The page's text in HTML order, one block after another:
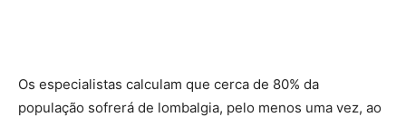
Os especialistas calculam que cerca de 80% da
população sofrerá de lombalgia, pelo menos uma vez, ao